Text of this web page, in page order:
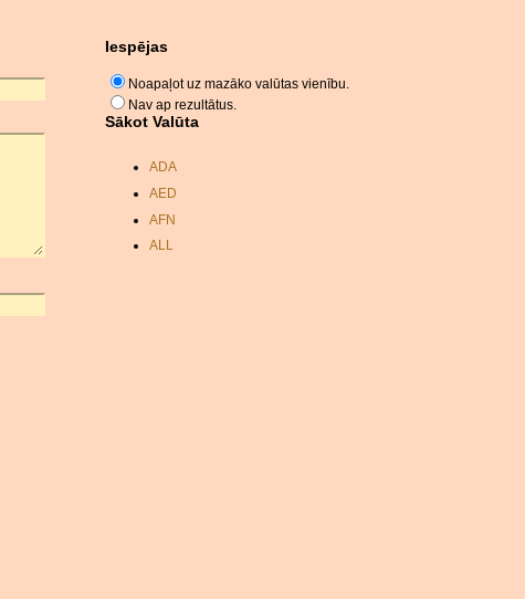
Iespējas
Noapaļot uz mazāko valūtas vienību.
Nav ap rezultātus.
Sākot Valūta
ADA
AED
AFN
ALL